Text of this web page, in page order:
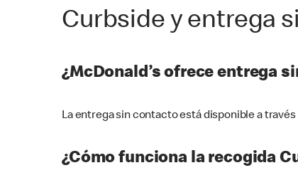
Curbside y entrega
¿McDonald’s ofrece entrega
La entrega sin contacto está disponible a
¿Cómo funciona la recogida